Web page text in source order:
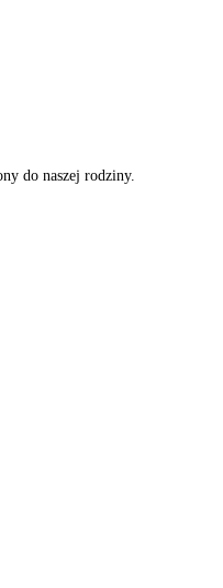
do naszej rodziny.